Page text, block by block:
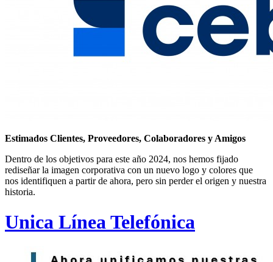
Estimados Clientes, Proveedores, Colaboradores y Amigos
Dentro de los objetivos para este año 2024, nos hemos fijado
rediseñar la imagen corporativa con un nuevo logo y colores que
nos identifiquen a partir de ahora, pero sin perder el origen y nuestra
historia.
Unica Línea Telefónica